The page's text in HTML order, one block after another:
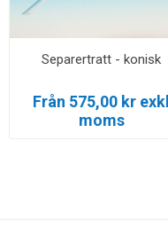
Separertratt - konisk
Från 575,00 kr exkl
moms